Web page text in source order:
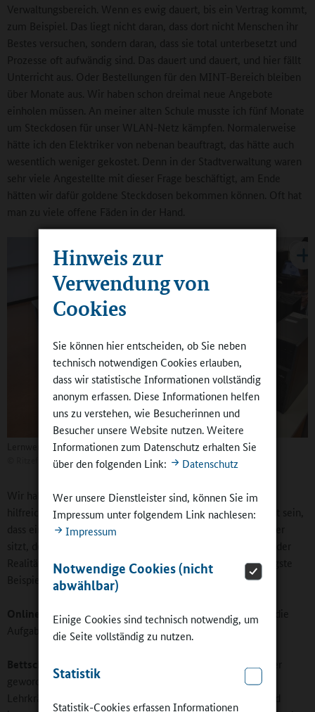
Hinweis zur
Verwendung von
Cookies
Sie können hier entscheiden, ob Sie neben
technisch notwendigen Cookies erlauben,
dass wir statistische Informationen vollständig
anonym erfassen. Diese Informationen helfen
uns zu verstehen, wie Besucherinnen und
Besucher unsere Website nutzen. Weitere
Informationen zum Datenschutz erhalten Sie
über den folgenden Link:
Datenschutz
Wer unsere Dienstleister sind, können Sie im
Impressum unter folgendem Link nachlesen:
Impressum
Notwendige Cookies (nicht
abwählbar)
Einige Cookies sind technisch notwendig, um
die Seite vollständig zu nutzen.
Statistik
Statistik-Cookies erfassen Informationen
Verwaltungsbereich. Wenn es ewig dauert, bis ein Vertrag kommt,
zum Beispiel. Das liegt nicht daran, dass dort nicht Menschen ihr
Bestes versuchen, sondern daran, dass sie total unterbesetzt und
Prozesse oft aufwändig sind. Das dauert und dauert, und hier fällt
Unterricht aus. Oder Bestellungen für den MINT-Bereich bleiben
über Monate aus. Wir haben schon dreimal neue Angebote
einholen müssen. An meiner alten Schule musste ich fünf Monate
um Steckdosen für unser WLAN-Netz kämpfen. Normalerweise
hätte ich den Elektriker von nebenan beauftragt, das hätte auch
wesentlich weniger gekostet. Denn in der Stadtverwaltung waren
sehr viele Angestellte mit dieser Frage beschäftigt, am Ende
hätten wir dafür goldene Steckdosen bekommen können. Oft hat
man zu viele offene Fäden in der Hand.
Lernwerkstatt Informatik
Ritzefeld-Gymnasium
Wir haben hier das Glück, dass wir mit konstruktiven und
hilfreichen Menschen zu tun haben. Aber es kann doch nicht sein,
dass ein System davon abhängig ist, dass da zufällig mal einer
sitzt, der mehr als 100 Prozent gibt. Die Organisation hinkt der
Realität hinterher. Die Digitalisierung ist hier das augenfälligste
Beispiel.
Online-Redaktion:
Haben sich in Ihrer Zeit als Schulleiter die
Aufgaben von Schulen verändert?
Bettscheider:
geworden. Die pädagogischen Herausforderungen für die
Lehrkräfte haben sich erhöht, und der Aufgabenumfang wird